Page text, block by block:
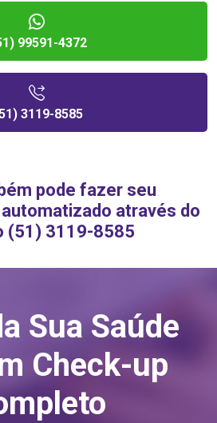
99591-4372
3119-8585
pode fazer seu
através do
(51) 3119-8585
Sua Saúde
Check-up